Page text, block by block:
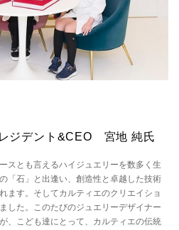
ジデント&CEO 宮地 純氏
スとも言えるハイジュエリーを数多く生
「石」と出逢い、創造性と卓越した技術
ます。そしてカルティエのクリエイショ
した。このたびのジュエリーデザイナー
、こども達にとって、カルティエの伝統